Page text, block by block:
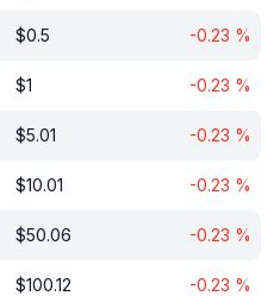
$0.5 -0.23 %
$1 -0.23 %
$5.01 -0.23 %
$10.01 -0.23 %
$50.06 -0.23 %
$100.12 -0.23 %